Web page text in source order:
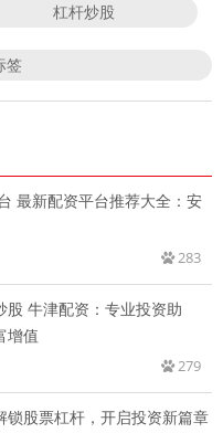
杠杆炒股
签
最新配资平台推荐大全：安
283
股 牛津配资：专业投资助
增值
279
锁股票杠杆，开启投资新篇章